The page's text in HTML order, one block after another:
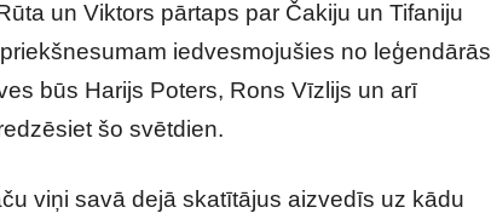
un Viktors pārtaps par Čakiju un Tifaniju
iedvesmojušies no leģendārās
būs Harijs Poters, Rons Vīzlijs un arī
šo svētdien.
viņi savā dejā skatītājus aizvedīs uz kādu